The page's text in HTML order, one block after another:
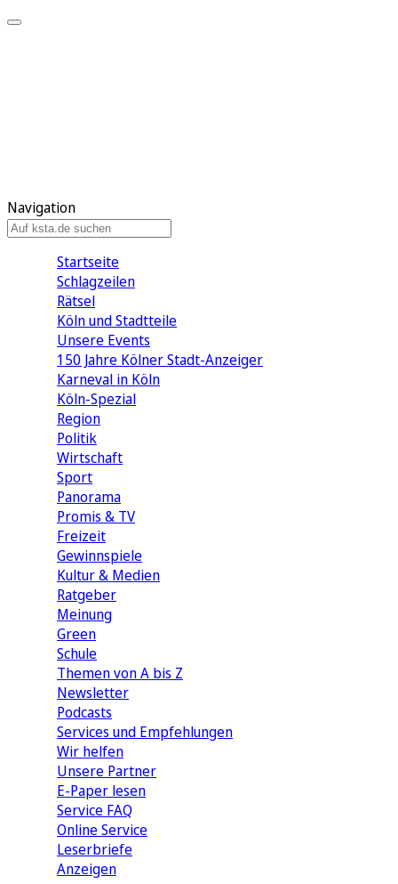
Navigation
Startseite
Schlagzeilen
Rätsel
Köln und Stadtteile
Unsere Events
150 Jahre Kölner Stadt-Anzeiger
Karneval in Köln
Köln-Spezial
Region
Politik
Wirtschaft
Sport
Panorama
Promis & TV
Freizeit
Gewinnspiele
Kultur & Medien
Ratgeber
Meinung
Green
Schule
Themen von A bis Z
Newsletter
Podcasts
Services und Empfehlungen
Wir helfen
Unsere Partner
E-Paper lesen
Service FAQ
Online Service
Leserbriefe
Anzeigen